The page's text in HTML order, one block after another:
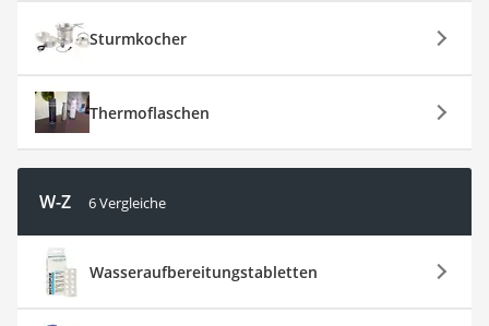
Sturmkocher
Thermoflaschen
W-Z 6 Vergleiche
Wasseraufbereitungstabletten